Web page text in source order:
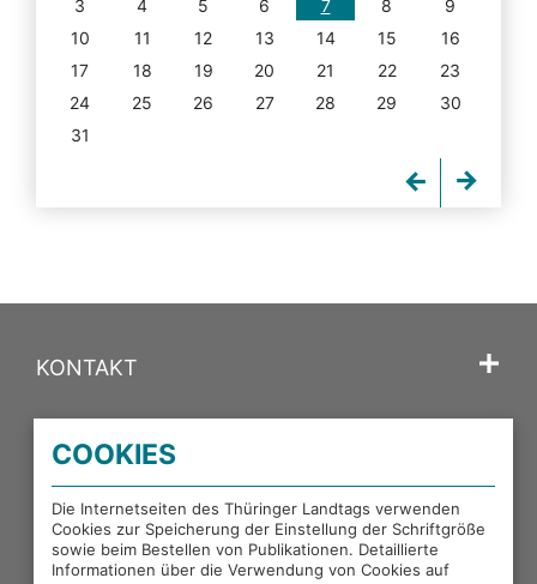
3
4 5 6 7 8
9
10
11 12 13 14 15
16
17
18 19 20 21 22
23
24
25 26 27 28 29
30
31
KONTAKT
PORTALE DES THÜRINGER LANDTAGS
EXTERNE LINKS
COOKIES
Die Internetseiten des Thüringer Landtags verwenden
Cookies zur Speicherung der Einstellung der Schriftgröße
sowie beim Bestellen von Publikationen. Detaillierte
Informationen über die Verwendung von Cookies auf